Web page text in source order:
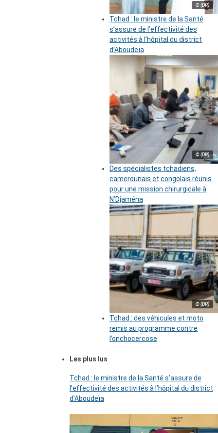
© (DR)
Tchad : le ministre de la Santé
s’assure de l’effectivité des
activités à l’hôpital du district
d’Aboudeïa
© (DR)
Des spécialistes tchadiens,
camerounais et congolais réunis
pour une mission chirurgicale à
N’Djaména
© (DR)
Tchad : des véhicules et moto
remis au programme contre
l’onchocercose
Les plus lus
Tchad : le ministre de la Santé s’assure de
l’effectivité des activités à l’hôpital du district
d’Aboudeïa